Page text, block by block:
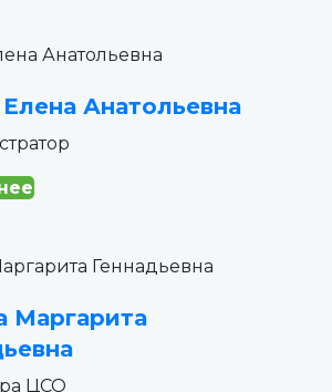
Анатольевна
Маргарита
ЦСО